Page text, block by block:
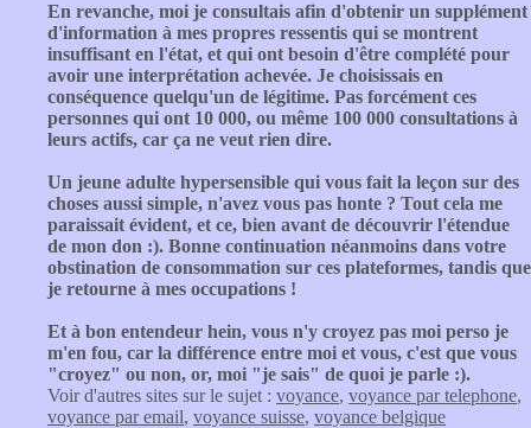
En revanche, moi je consultais afin d'obtenir un supplément
d'information à mes propres ressentis qui se montrent
insuffisant en l'état, et qui ont besoin d'être complété pour
avoir une interprétation achevée. Je choisissais en
conséquence quelqu'un de légitime. Pas forcément ces
personnes qui ont 10 000, ou même 100 000 consultations à
leurs actifs, car ça ne veut rien dire.
Un jeune adulte hypersensible qui vous fait la leçon sur des
choses aussi simple, n'avez vous pas honte ? Tout cela me
paraissait évident, et ce, bien avant de découvrir l'étendue
de mon don :). Bonne continuation néanmoins dans votre
obstination de consommation sur ces plateformes, tandis que
je retourne à mes occupations !
Et à bon entendeur hein, vous n'y croyez pas moi perso je
m'en fou, car la différence entre moi et vous, c'est que vous
"croyez" ou non, or, moi "je sais" de quoi je parle :).
Voir d'autres sites sur le sujet : voyance, voyance par telephone,
voyance par email, voyance suisse, voyance belgique